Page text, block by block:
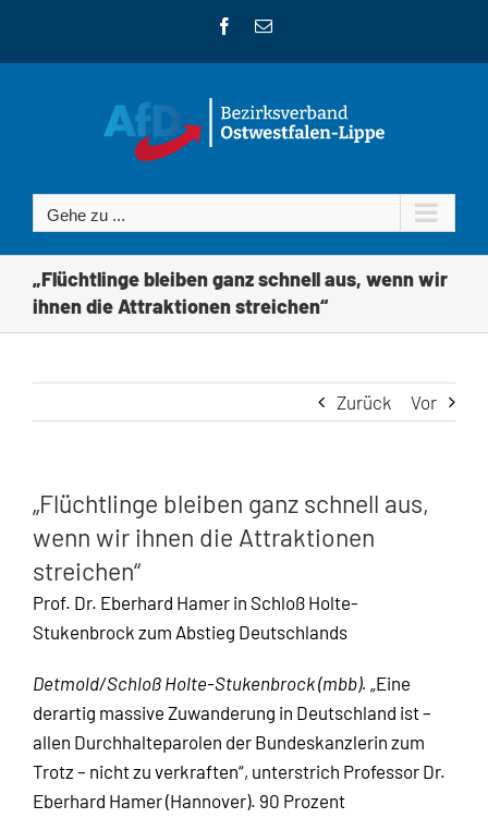
Facebook
E-
Gehe zu ...
„Flüchtlinge bleiben ganz schnell aus, wenn wir
ihnen die Attraktionen streichen“
Zurück Vor
„Flüchtlinge bleiben ganz schnell aus,
wenn wir ihnen die Attraktionen
streichen“
Prof. Dr. Eberhard Hamer in Schloß Holte-
Stukenbrock zum Abstieg Deutschlands
Detmold/Schloß Holte-Stukenbrock (mbb). „Eine
derartig massive Zuwanderung in Deutschland ist –
allen Durchhalteparolen der Bundeskanzlerin zum
Trotz – nicht zu verkraften“, unterstrich Professor Dr.
Eberhard Hamer (Hannover). 90 Prozent